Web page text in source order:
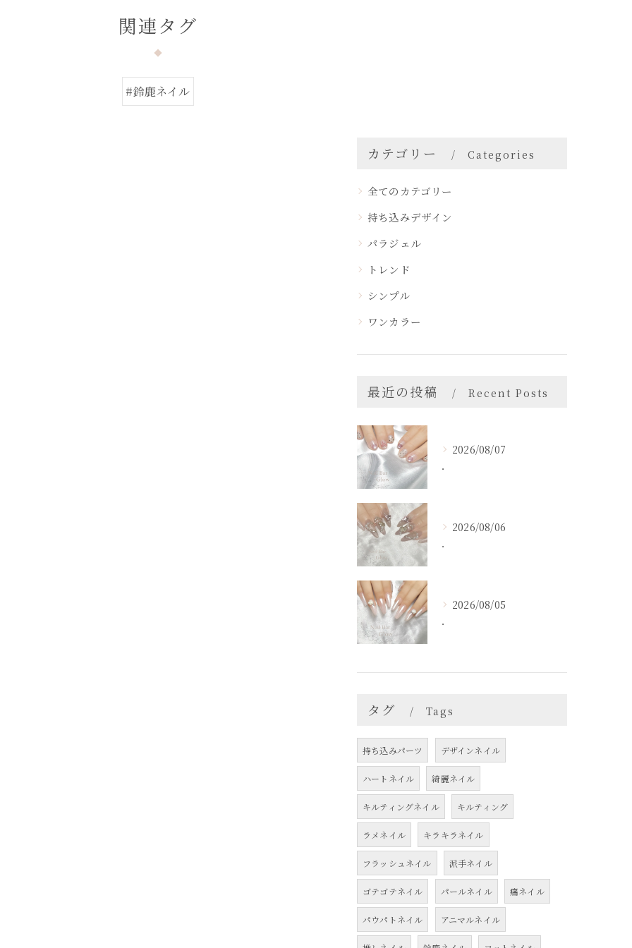
関連タグ
#鈴鹿ネイル
カテゴリー Categories
全てのカテゴリー
持ち込みデザイン
パラジェル
トレンド
シンプル
ワンカラー
最近の投稿 Recent Posts
2026/08/07
．
2026/08/06
．
2026/08/05
．
タグ Tags
持ち込みパーツ デザインネイル
ハートネイル 綺麗ネイル
キルティングネイル キルティング
ラメネイル キラキラネイル
フラッシュネイル 派手ネイル
ゴテゴテネイル パールネイル 痛ネイル
パウパトネイル アニマルネイル